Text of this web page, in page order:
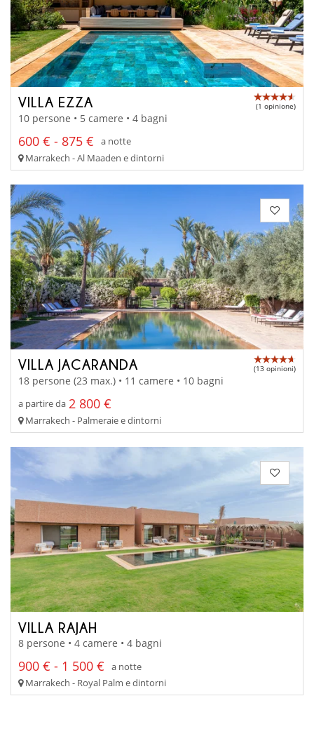
VILLA EZZA (1 opinione)
10 persone • 5 camere • 4 bagni
600 € - 875 €
a notte
Marrakech - Al Maaden e dintorni
VILLA JACARANDA (13 opinioni)
18 persone (23 max.) • 11 camere • 10 bagni
a partire da 2 800 €
Marrakech - Palmeraie e dintorni
VILLA RAJAH
8 persone • 4 camere • 4 bagni
900 € - 1 500 €
a notte
Marrakech - Royal Palm e dintorni